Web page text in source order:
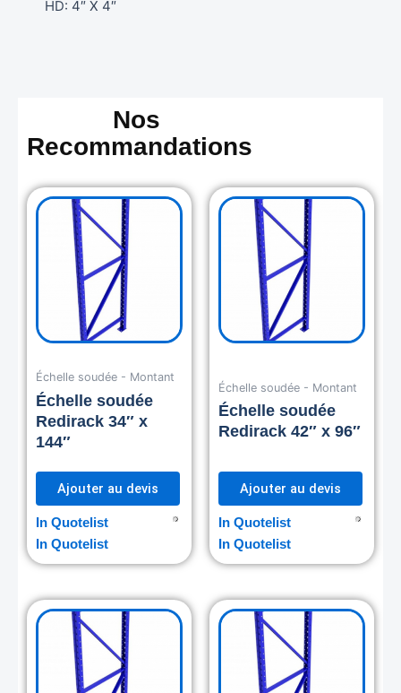
HD: 4″ X 4″
Nos
Recommandations
Échelle soudée - Montant
Échelle soudée
Redirack 34″ x
144″
Ajouter au devis
In Quotelist
In Quotelist
Échelle soudée - Montant
Échelle soudée
Redirack 42″ x 96″
Ajouter au devis
In Quotelist
In Quotelist